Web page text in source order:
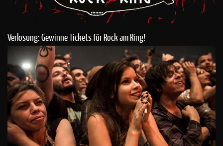
Verlosung: Gewinne Tickets für Rock am Ring!